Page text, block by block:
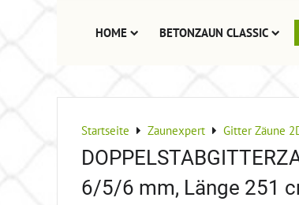
HOME BETONZAUN CLASSIC
Startseite Zaunexpert Gitter Zäune
6/5/6 mm, Länge 251